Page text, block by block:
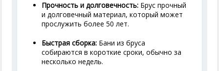
Прочность и долговечность: Брус прочный
и долговечный материал, который может
прослужить более 50 лет.
Быстрая сборка: Бани из бруса
собираются в короткие сроки, обычно за
несколько недель.